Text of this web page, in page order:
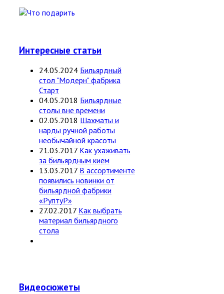
Интересные статьи
24.05.2024 Бильярдный
стол "Модерн" фабрика
Старт
04.05.2018 Бильярдные
столы вне времени
02.05.2018 Шахматы и
нарды ручной работы
необычайной красоты
21.03.2017 Как ухаживать
за бильярдным кием
13.03.2017 В ассортименте
появились новинки от
бильярдной фабрики
«РуптуР»
27.02.2017 Как выбрать
материал бильярдного
стола
Видеосюжеты